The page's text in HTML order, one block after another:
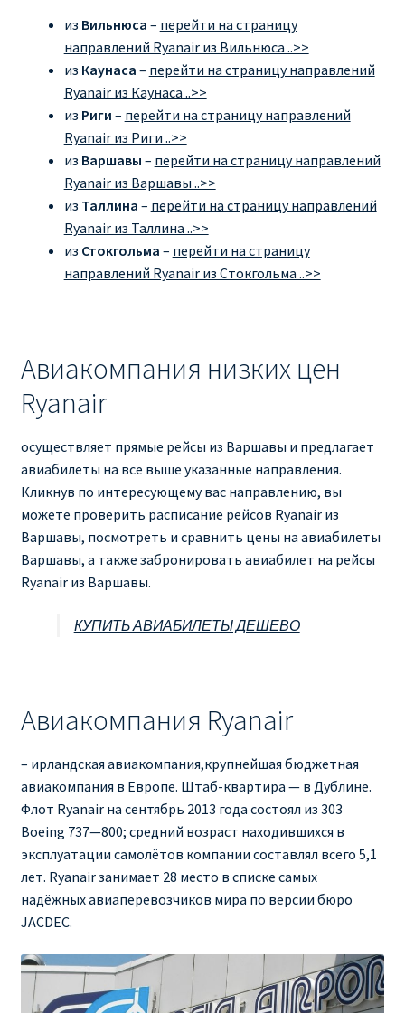
из Вильнюса – перейти на страницу
направлений Ryanair из Вильнюса ..>>
из Каунаса – перейти на страницу направлений
Ryanair из Каунаса ..>>
из Риги – перейти на страницу направлений
Ryanair из Риги ..>>
из Варшавы – перейти на страницу направлений
Ryanair из Варшавы ..>>
из Таллина – перейти на страницу направлений
Ryanair из Таллина ..>>
из Стокгольма – перейти на страницу
направлений Ryanair из Стокгольма ..>>
Авиакомпания низких цен
Ryanair
осуществляет прямые рейсы из Варшавы и предлагает
авиабилеты на все выше указанные направления.
Кликнув по интересующему вас направлению, вы
можете проверить расписание рейсов Ryanair из
Варшавы, посмотреть и сравнить цены на авиабилеты
Варшавы, а также забронировать авиабилет на рейсы
Ryanair из Варшавы.
КУПИТЬ АВИАБИЛЕТЫ ДЕШЕВО
Авиакомпания Ryanair
– ирландская авиакомпания,крупнейшая бюджетная
авиакомпания в Европе. Штаб-квартира — в Дублине.
Флот Ryanair на сентябрь 2013 года состоял из 303
Boeing 737—800; средний возраст находившихся в
эксплуатации самолётов компании составлял всего 5,1
лет. Ryanair занимает 28 место в списке самых
надёжных авиаперевозчиков мира по версии бюро
JACDEC.